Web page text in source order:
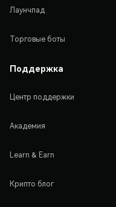
Лаунчпад
Торговые боты
Поддержка
Центр поддержки
Академия
Learn & Earn
Крипто блог